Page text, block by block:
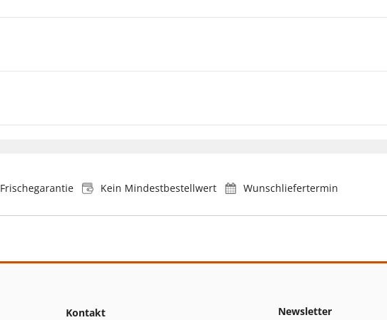
Frischegarantie Kein Mindestbestellwert Wunschliefertermin
Kontakt Newsletter